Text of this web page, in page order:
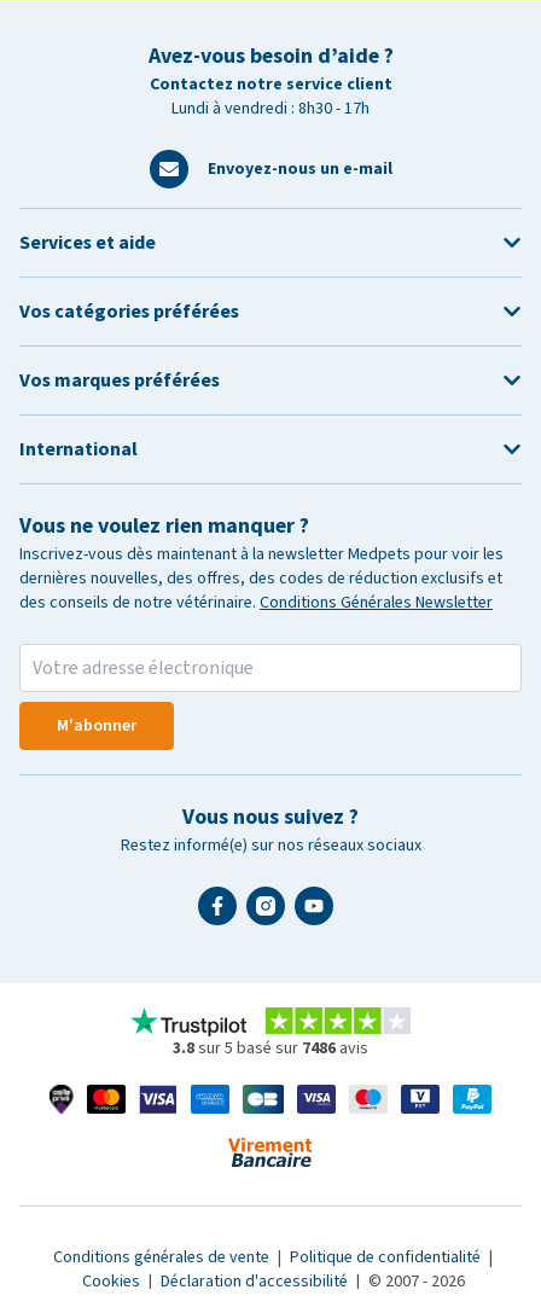
Avez-vous besoin d’aide ?
Contactez notre service client
Lundi à vendredi : 8h30 - 17h
Envoyez-nous un e-mail
Vous ne voulez rien manquer ?
Inscrivez-vous dès maintenant à la newsletter Medpets pour voir les
dernières nouvelles, des offres, des codes de réduction exclusifs et
des conseils de notre vétérinaire. Conditions Générales Newsletter
M'abonner
Vous nous suivez ?
Restez informé(e) sur nos réseaux sociaux
Services et aide
Vos catégories préférées
Vos marques préférées
International
3.8sur 5 basé sur 7486 avis
Conditions générales de vente | Politique de confidentialité |
Cookies | Déclaration d'accessibilité | © 2007 - 2026